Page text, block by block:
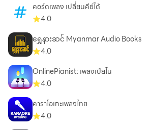
https://www.apple.com/legal/privacy/.
Find out more and get support from
https://support.apple.com/guide/
คอร์ดเพลง เปลี่ยนคีย์ได้
4.0
ရွှေနားဆင် Myanmar Audio Books
4.0
OnlinePianist: เพลงเปียโน
4.0
คาราโอเกะเพลงไทย
4.0